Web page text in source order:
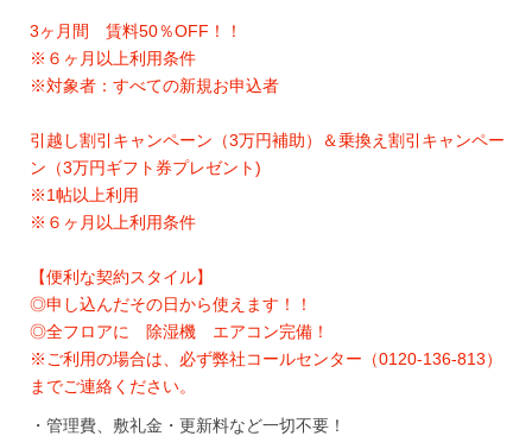
3ヶ月間 賃料50％OFF！！
※６ヶ月以上利用条件
※対象者：すべての新規お申込者
引越し割引キャンペーン（3万円補助）＆乗換え割引キャンペー
ン（3万円ギフト券プレゼント)
※1帖以上利用
※６ヶ月以上利用条件
【便利な契約スタイル】
◎申し込んだその日から使えます！！
◎全フロアに 除湿機 エアコン完備！
※ご利用の場合は、必ず弊社コールセンター（0120-136-813）
までご連絡ください。
・管理費、敷礼金・更新料など一切不要！